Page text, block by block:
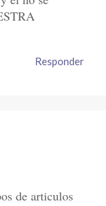
Responder
de articulos